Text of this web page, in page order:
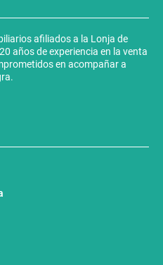
afiliados a la Lonja de
años de experiencia en la venta
en acompañar a